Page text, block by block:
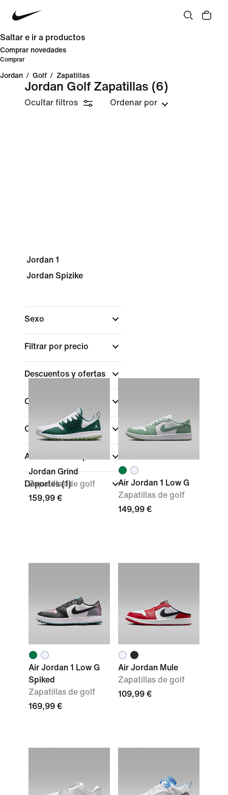
Saltar e ir a productos
Comprar novedades
Comprar
Jordan / Golf / Zapatillas
Jordan Golf Zapatillas (6)
Ocultar filtros Ordenar por
Jordan 1
Jordan Spizike
Sexo
Filtrar por precio
Descuentos y ofertas
Color
Colecciones
Altura de las zapatillas
Deportes(1)
Jordan Grind
Zapatillas de golf
159,99 €
Air Jordan 1 Low G
Zapatillas de golf
149,99 €
Air Jordan 1 Low G
Spiked
Zapatillas de golf
169,99 €
Air Jordan Mule
Zapatillas de golf
109,99 €